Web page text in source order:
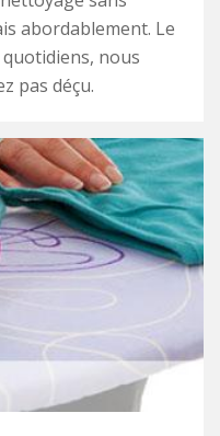
abordablement. Le
nous
pas déçu.